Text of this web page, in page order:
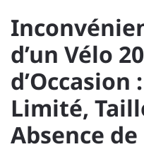
d’un Vélo
d’Occasion
Limité,
Absence